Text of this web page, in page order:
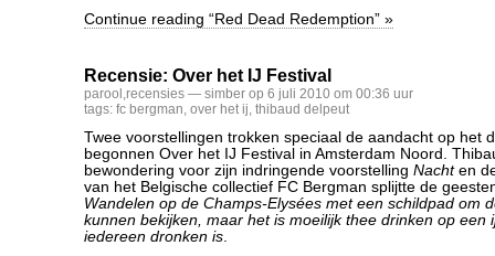
Continue reading “Red Dead Redemption” »
Recensie: Over het IJ Festival
parool ,recensies — simber op 6 juli 2010 om 00:36 uur
tags: fc bergman, over het ij, thibaud delpeut
Twee voorstellingen trokken speciaal de aandacht op het
begonnen Over het IJ Festival in Amsterdam Noord.
bewondering voor zijn indringende voorstelling Nachten
van het Belgische collectief FC Bergman splijtte de
Wandelen op de Champs-Elysées met een schildpad om
kunnen bekijken, maar het is moeilijk thee drinken op een
iedereen dronken is.